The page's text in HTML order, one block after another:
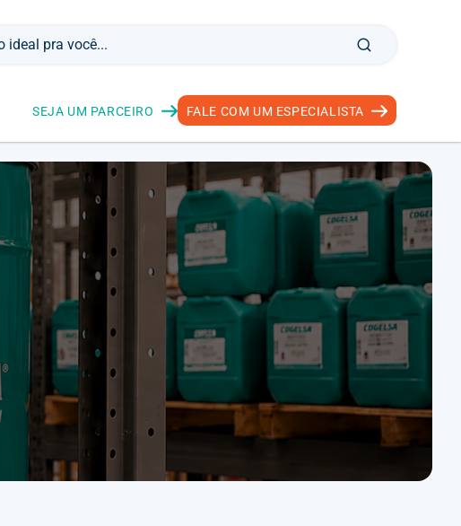
SEJA UM PARCEIRO FALE COM UM ESPECIALISTA